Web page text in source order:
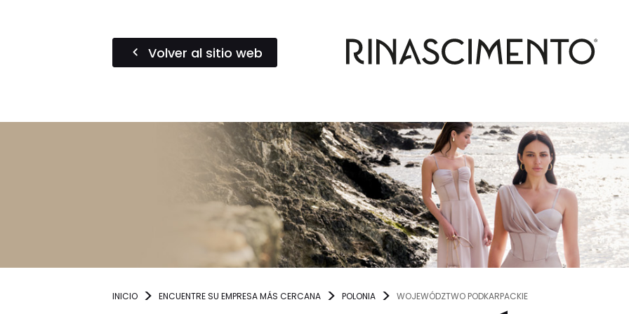
Volver al sitio web
INICIO ENCUENTRE SU EMPRESA MÁS CERCANA POLONIA WOJEWÓDZTWO PODKARPACKIE